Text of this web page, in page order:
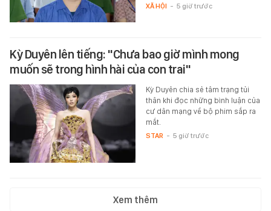
XÃ HỘI - 5 giờ trước
Kỳ Duyên lên tiếng: "Chưa bao giờ mình mong
muốn sẽ trong hình hài của con trai"
Kỳ Duyên chia sẻ tâm trạng tủi
thân khi đọc những bình luận của
cư dân mạng về bộ phim sắp ra
mắt.
STAR - 5 giờ trước
Xem thêm